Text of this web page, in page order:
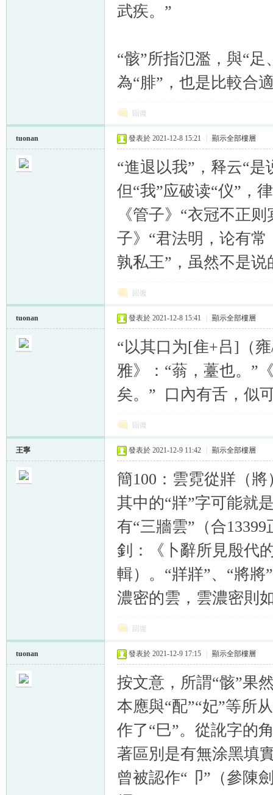
武疾。”
“骸”所指氾濫，與“
為“腓”，也是比較合
回復
tuonan 發表於 2021-12-8 15:21 顯示全部樓層
“進退以我”，释云“
但“我”应破读“仪”，
《管子》“衣冠不正
子》“君法明，论有
孰私王”，虽然不是
回復
tuonan 發表於 2021-12-8 15:41 顯示全部樓層
“以其口为[隹+吕]（
雅》：“蓊，薹也。”
矣。” 口內有舌，似
回復
王寧 發表於 2021-12-9 11:42 顯示全部樓層
簡100：雲霓從牂（將
其中的“牂”字可能就
有“三牆雲”（合
釗：《卜辭所見殷代
輯）。“牂牂”、“將
濃密的雲，雲濃密則
回復
tuonan 發表於 2021-12-9 17:15 顯示全部樓層
按文意，所謂“骸”果
本應與“配”“妃”等所
作了“巳”。從訛字的
著區別是有無涂黑填
曾被認作“卩”（參陳